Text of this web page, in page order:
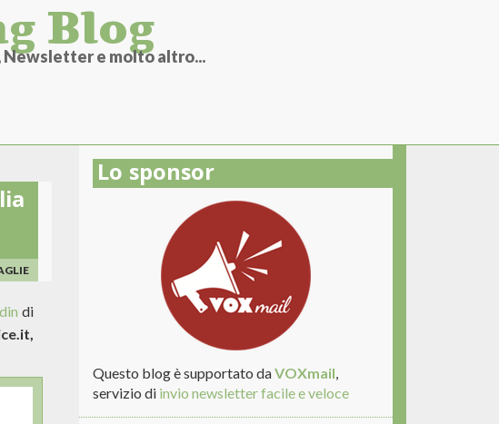
Blog
Newsletter e molto altro...
di
Lo sponsor
Questo blog è supportato daVOXmail,
servizio di invio newsletter facile e veloce